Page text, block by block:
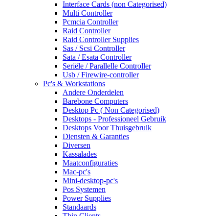
Interface Cards (non Categorised)
Multi Controller
Pcmcia Controller
Raid Controller
Raid Controller Supplies
Sas / Scsi Controller
Sata / Esata Controller
Seriële / Parallelle Controller
Usb / Firewire-controller
Pc's & Workstations
Andere Onderdelen
Barebone Computers
Desktop Pc ( Non Categorised)
Desktops - Professioneel Gebruik
Desktops Voor Thuisgebruik
Diensten & Garanties
Diversen
Kassalades
Maatconfiguraties
Mac-pc's
Mini-desktop-pc's
Pos Systemen
Power Supplies
Standaards